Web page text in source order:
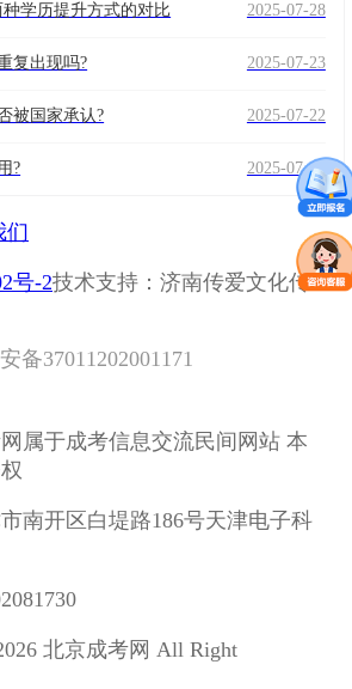
学历提升方式的对比 2025-07-28
复出现吗? 2025-07-23
被国家承认? 2025-07-22
? 2025-07-18
们
号-2技术支持：济南传爱文化传
备37011202001171
属于成考信息交流民间网站 本
南开区白堤路186号天津电子科
北京成考网 All Right